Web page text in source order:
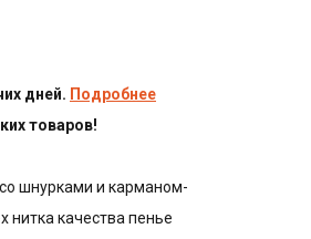
дней. Подробнее
товаров!
со шнурками и карманом-
нитка качества пенье